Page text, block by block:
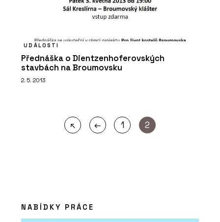
UDÁLOSTI
Přednáška o Dientzenhoferovských
stavbách na Broumovsku
2. 5. 2013
↖ ← 1 2
NABÍDKY PRÁCE